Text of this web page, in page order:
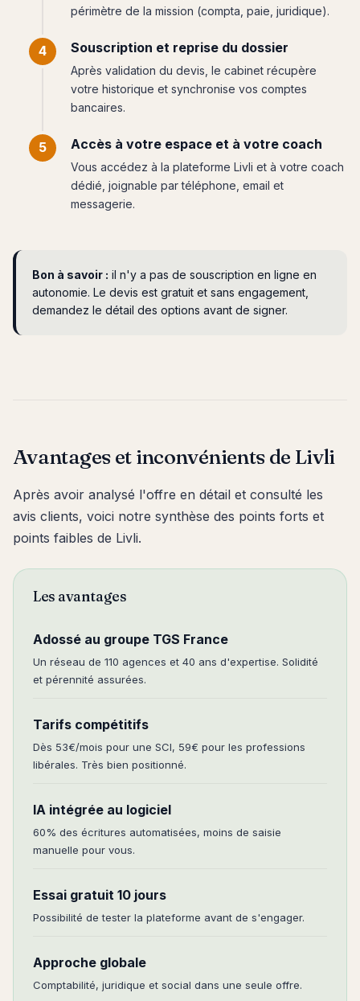
périmètre de la mission (compta, paie, juridique).
Souscription et reprise du dossier
Après validation du devis, le cabinet récupère
votre historique et synchronise vos comptes
bancaires.
Accès à votre espace et à votre coach
Vous accédez à la plateforme Livli et à votre coach
dédié, joignable par téléphone, email et
messagerie.
Bon à savoir : il n'y a pas de souscription en ligne en
autonomie. Le devis est gratuit et sans engagement,
demandez le détail des options avant de signer.
Avantages et inconvénients de Livli
Après avoir analysé l'offre en détail et consulté les
avis clients, voici notre synthèse des points forts et
points faibles de Livli.
Les avantages
Adossé au groupe TGS France
Un réseau de 110 agences et 40 ans d'expertise. Solidité
et pérennité assurées.
Tarifs compétitifs
Dès 53€/mois pour une SCI, 59€ pour les professions
libérales. Très bien positionné.
IA intégrée au logiciel
60% des écritures automatisées, moins de saisie
manuelle pour vous.
Essai gratuit 10 jours
Possibilité de tester la plateforme avant de s'engager.
Approche globale
Comptabilité, juridique et social dans une seule offre.